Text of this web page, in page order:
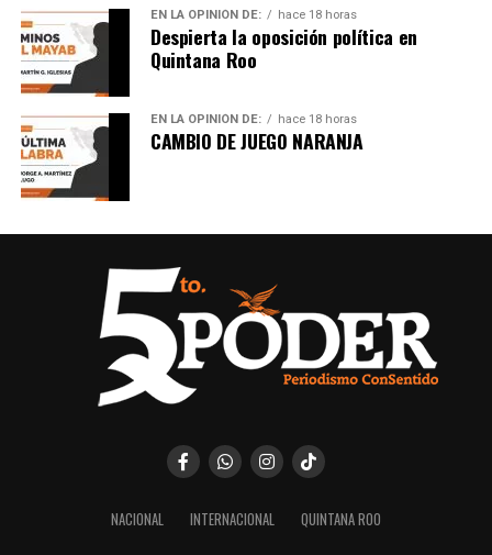
EN LA OPINIÓN DE: hace 18 horas
Despierta la oposición política en
Quintana Roo
EN LA OPINIÓN DE: hace 18 horas
CAMBIO DE JUEGO NARANJA
NACIONAL INTERNACIONAL QUINTANA ROO